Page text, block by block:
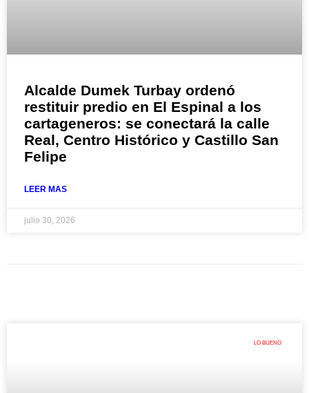
Alcalde Dumek Turbay ordenó
restituir predio en El Espinal a los
cartageneros: se conectará la calle
Real, Centro Histórico y Castillo San
Felipe
LEER MAS
julio 30, 2026
LO BUENO